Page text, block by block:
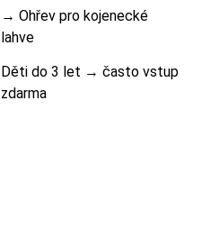
→ Ohřev pro kojenecké
lahve
Děti do 3 let → často vstup
zdarma